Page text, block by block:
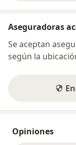
Aseguradoras
Se aceptan
según la
Opiniones